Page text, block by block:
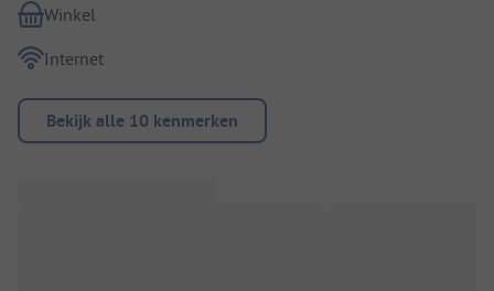
Winkel
Internet
Bekijk alle 10 kenmerken